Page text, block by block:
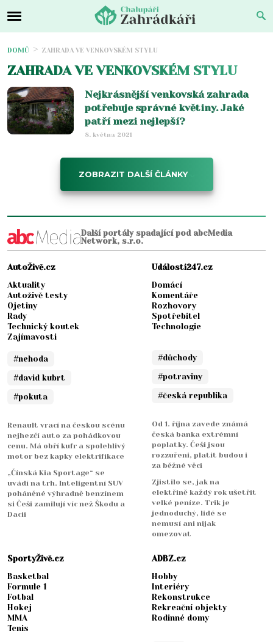
DOMŮ ZAHRADA VE VENKOVSKÉM STYLU
ZAHRADA VE VENKOVSKÉM STYLU
Nejkrásnější venkovská zahrada
potřebuje správné květiny. Jaké
patří mezi nejlepší?
8. května 2021
ZOBRAZIT DALŠÍ ČLÁNKY
Další portály spadající pod abcMedia
Network, s.r.o.
AutoŽivě.cz
Aktuality
Autoživě testy
Ojetiny
Rady
Technický koutek
Zajímavosti
#nehoda
#david kubrt
#pokuta
Renault vrací na českou scénu
nejhezčí auto za pohádkovou
cenu. Má obří kufr a spolehlivý
motor bez kapky elektrifikace
„Čínská Kia Sportage“ se
uvádí na trh. Inteligentní SUV
poháněné výhradně benzínem
si Češi zamilují víc než Škodu a
Dacii
Události247.cz
Domácí
Komentáře
Rozhovory
Spotřebitel
Technologie
#důchody
#potraviny
#česká republika
Od 1. října zavede známá
česká banka extrémní
poplatky. Češi jsou
rozzuřeni, platit budou i
za běžné věci
Zjistilo se, jak na
elektřině každý rok ušetřit
velké peníze. Trik je
jednoduchý, lidé se
nemusí ani nijak
omezovat
SportyŽivě.cz
Basketbal
Formule 1
Fotbal
Hokej
MMA
Tenis
ADBZ.cz
Hobby
Interiéry
Rekonstrukce
Rekreační objekty
Rodinné domy